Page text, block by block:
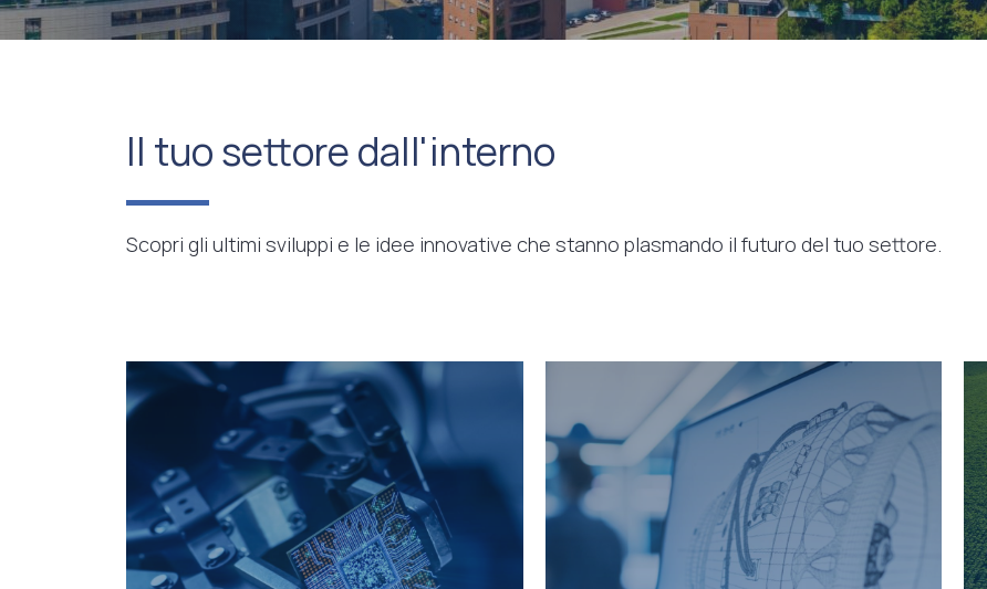
Il tuo settore dall'interno
Scopri gli ultimi sviluppi e le idee innovative che stanno plasmando il futuro del tuo settore.